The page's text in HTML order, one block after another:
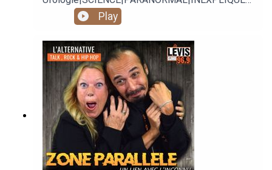
Animé par Carole Lauzé, SteveZ
https://www.facebook.com/zoneparallele
https://www.facebook.com/SteveZ582
https://www.zoneparallele.com/
https://twitter.com/zoneparallele
https://www.youtube.com/@zoneparallele
Play